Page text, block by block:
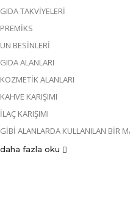
GIDA TAKVİYELERİ
PREMİKS
UN BESİNLERİ
GIDA ALANLARI
KOZMETİK ALANLARI
KAHVE KARIŞIMI
İLAÇ KARIŞIMI
GİBİ ALANLARDA KULLANILAN BİR
daha fazla oku